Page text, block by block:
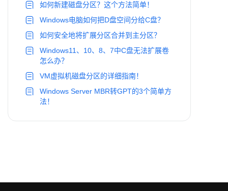
如何新建磁盘分区？这个方法简单！
Windows电脑如何把D盘空间分给C盘？
如何安全地将扩展分区合并到主分区？
Windows11、10、8、7中C盘无法扩展卷
怎么办？
VM虚拟机磁盘分区的详细指南！
Windows Server MBR转GPT的3个简单方
法！